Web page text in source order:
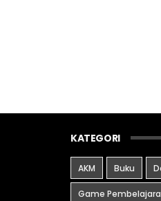
KATEGORI
AKM Buku
Game